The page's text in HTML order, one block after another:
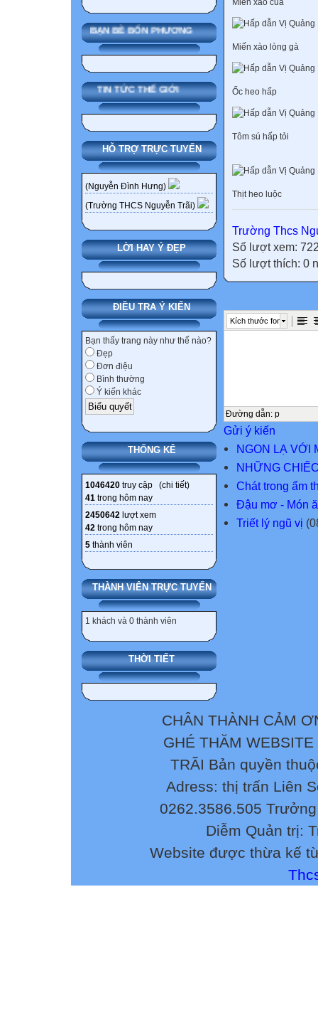
BẠN BÈ BỐN PHƯƠNG
TIN TỨC THẾ GIỚI
HỖ TRỢ TRỰC TUYẾN
(Nguyễn Đình Hưng)
(Trường THCS Nguyễn Trãi)
LỜI HAY Ý ĐẸP
ĐIỀU TRA Ý KIẾN
Bạn thấy trang này như thế nào?
Đẹp
Đơn điệu
Bình thường
Ý kiến khác
THỐNG KÊ
1046420 truy cập (chi tiết)
41 trong hôm nay
2450642 lượt xem
42 trong hôm nay
5 thành viên
THÀNH VIÊN TRỰC TUYẾN
1 khách và 0 thành viên
THỜI TIẾT
Miến xào cua
Miến xào lòng gà
Ốc heo hấp
Tôm sú hấp tỏi
Thịt heo luộc
Trường Thcs
Số lượt xem:
Số lượt thích: 0
Kích thước font
Đường dẫn: p
Gửi ý kiến
NGON LẠ VỚI
NHỮNG
Chát trong ẩm
Đậu mơ - Món
Triết lý ngũ vị
CHÂN THÀNH CẢM
GHÉ THĂM
TRÃI Bản quyền
Adress: thị trấn Liên
0262.3586.505
Diễm Quản trị:
Website được thừa kế